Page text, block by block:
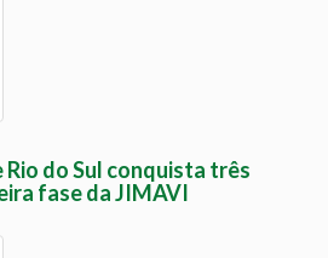
do Sul conquista três
fase da JIMAVI